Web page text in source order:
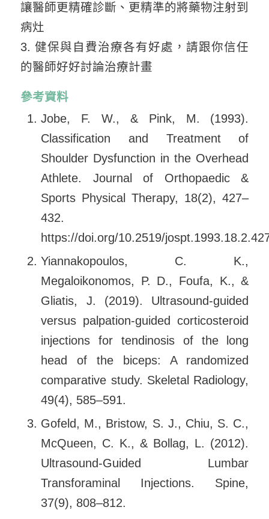
讓醫師更精確診斷、更精準的將藥物注射到
病灶
3. 健保與自費治療各有好處，請跟你信任
的醫師好好討論治療計畫
參考資料
Jobe, F. W., & Pink, M. (1993).
Classification and Treatment of
Shoulder Dysfunction in the Overhead
Athlete. Journal of Orthopaedic &
Sports Physical Therapy, 18(2), 427–
432.
https://doi.org/10.2519/
Yiannakopoulos, C. K.,
Megaloikonomos, P. D., Foufa, K., &
Gliatis, J. (2019). Ultrasound-guided
versus palpation-guided corticosteroid
injections for tendinosis of the long
head of the biceps: A randomized
comparative study. Skeletal Radiology,
49(4), 585–591.
Gofeld, M., Bristow, S. J., Chiu, S. C.,
McQueen, C. K., & Bollag, L. (2012).
Ultrasound-Guided Lumbar
Transforaminal Injections. Spine,
37(9), 808–812.